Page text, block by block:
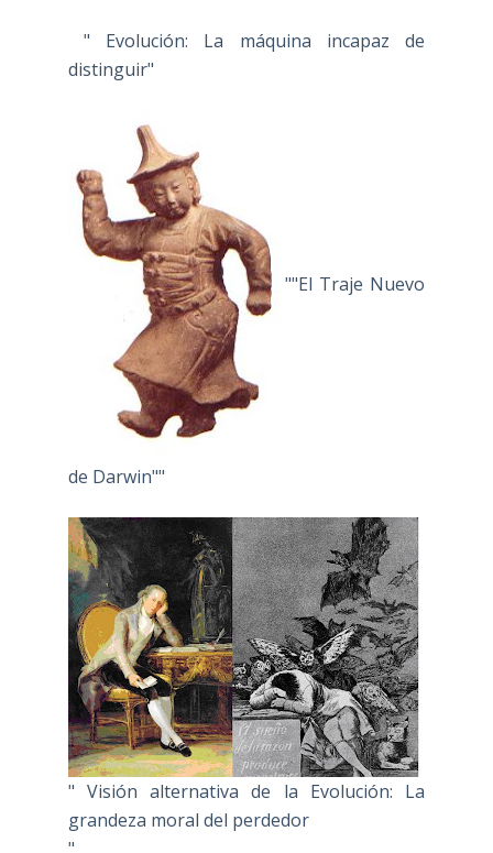
" Evolución: La máquina incapaz de
distinguir"
""El Traje Nuevo
de Darwin""
" Visión alternativa de la Evolución: La
grandeza moral del perdedor